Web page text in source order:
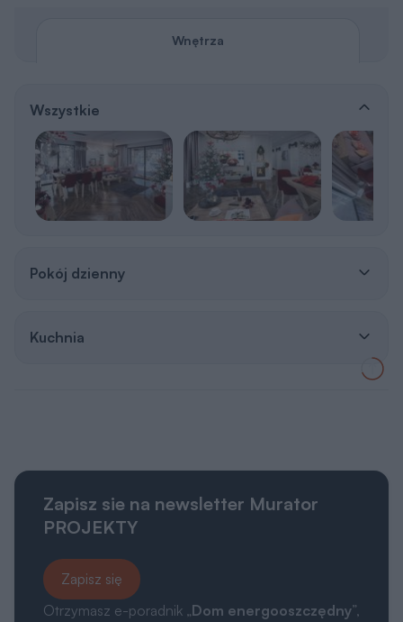
Wnętrza
Wszystkie
Pokój dzienny
Kuchnia
Zapisz sie na newsletter Murator
PROJEKTY
Zapisz się
Otrzymasz e-poradnik „Dom energooszczędny”,